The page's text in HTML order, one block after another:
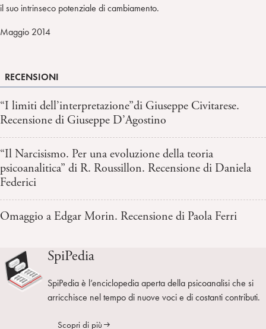
il suo intrinseco potenziale di cambiamento.
Maggio 2014
RECENSIONI
“I limiti dell’interpretazione”di Giuseppe Civitarese.
Recensione di Giuseppe D’Agostino
“Il Narcisismo. Per una evoluzione della teoria
psicoanalitica” di R. Roussillon. Recensione di Daniela
Federici
Omaggio a Edgar Morin. Recensione di Paola Ferri
SpiPedia
SpiPedia è l’enciclopedia aperta della psicoanalisi che si
arricchisce nel tempo di nuove voci e di costanti contributi.
Scopri di più